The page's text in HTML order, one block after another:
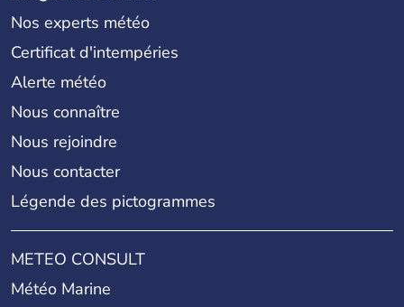
Nos experts météo
Certificat d'intempéries
Alerte météo
Nous connaître
Nous rejoindre
Nous contacter
Légende des pictogrammes
METEO CONSULT
Météo Marine